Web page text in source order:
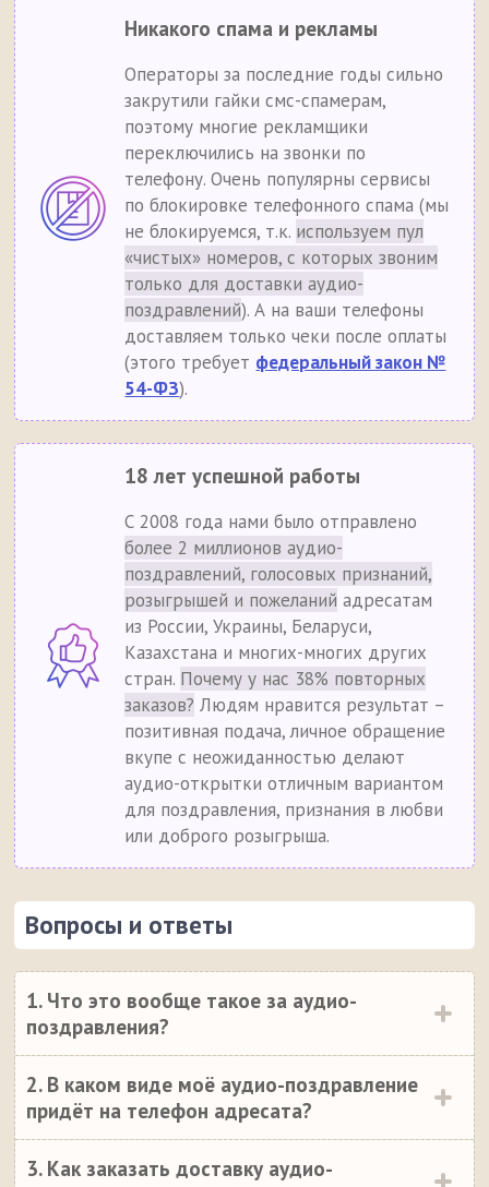
Никакого спама и рекламы
Операторы за последние годы сильно
закрутили гайки смс-спамерам,
поэтому многие рекламщики
переключились на звонки по
телефону. Очень популярны сервисы
по блокировке телефонного спама (мы
не блокируемся, т.к. используем пул
«чистых» номеров, с которых звоним
только для доставки аудио-
поздравлений). А на ваши телефоны
доставляем только чеки после оплаты
(этого требует федеральный закон №
54-ФЗ).
18 лет успешной работы
С 2008 года нами было отправлено
более 2 миллионов аудио-
поздравлений, голосовых признаний,
розыгрышей и пожеланий адресатам
из России, Украины, Беларуси,
Казахстана и многих-многих других
стран. Почему у нас 38% повторных
заказов? Людям нравится результат –
позитивная подача, личное обращение
вкупе с неожиданностью делают
аудио-открытки отличным вариантом
для поздравления, признания в любви
или доброго розыгрыша.
Вопросы и ответы
1. Что это вообще такое за аудио-
поздравления?
2. В каком виде моё аудио-поздравление
придёт на телефон адресата?
3. Как заказать доставку аудио-